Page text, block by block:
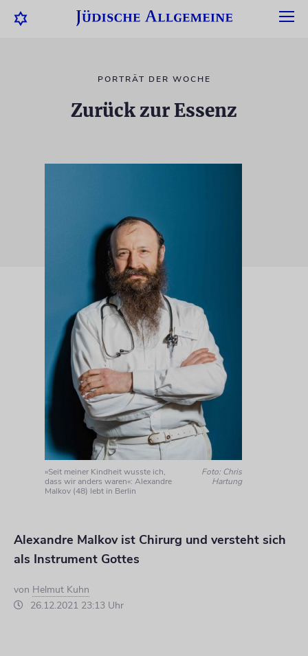
PORTRÄT DER WOCHE
Zurück zur Essenz
»Seit meiner Kindheit wusste ich,
dass wir anders waren«: Alexandre
Malkov (48) lebt in Berlin
Foto: Chris
Hartung
Alexandre Malkov ist Chirurg und versteht sich
als Instrument Gottes
von Helmut Kuhn
26.12.2021 23:13 Uhr